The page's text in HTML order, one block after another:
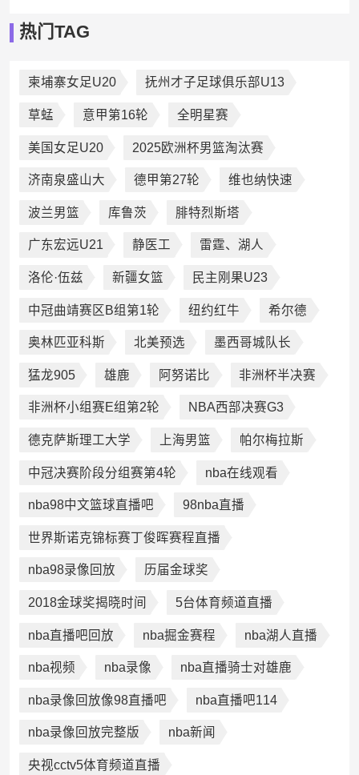
热门TAG
柬埔寨女足U20 抚州才子足球俱乐部U13
草蜢 意甲第16轮 全明星赛
美国女足U20 2025欧洲杯男篮淘汰赛
济南泉盛山大 德甲第27轮 维也纳快速
波兰男篮 库鲁茨 腓特烈斯塔
广东宏远U21 静医工 雷霆、湖人
洛伦·伍兹 新疆女篮 民主刚果U23
中冠曲靖赛区B组第1轮 纽约红牛 希尔德
奥林匹亚科斯 北美预选 墨西哥城队长
猛龙905 雄鹿 阿努诺比 非洲杯半决赛
非洲杯小组赛E组第2轮 NBA西部决赛G3
德克萨斯理工大学 上海男篮 帕尔梅拉斯
中冠决赛阶段分组赛第4轮 nba在线观看
nba98中文篮球直播吧 98nba直播
世界斯诺克锦标赛丁俊晖赛程直播
nba98录像回放 历届金球奖
2018金球奖揭晓时间 5台体育频道直播
nba直播吧回放 nba掘金赛程 nba湖人直播
nba视频 nba录像 nba直播骑士对雄鹿
nba录像回放像98直播吧 nba直播吧114
nba录像回放完整版 nba新闻
央视cctv5体育频道直播